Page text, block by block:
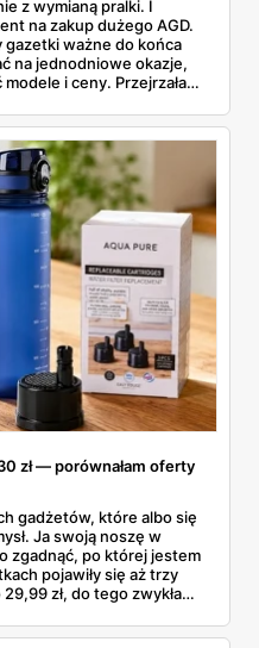
z wymianą pralki. I
na zakup dużego AGD.
gazetki ważne do końca
na jednodniowe okazje,
i ceny. Przejrzałam
zł — porównałam oferty
gadżetów, które albo się
Ja swoją noszę w
zgadnąć, po której jestem
pojawiły się aż trzy
zł, do tego zwykła
taki zakup faktycznie